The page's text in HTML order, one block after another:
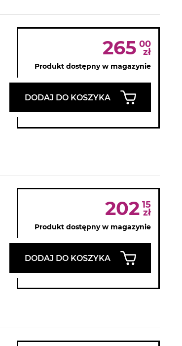
265 00
zł
Produkt dostępny w magazynie
DODAJ DO KOSZYKA
202 15
zł
Produkt dostępny w magazynie
DODAJ DO KOSZYKA